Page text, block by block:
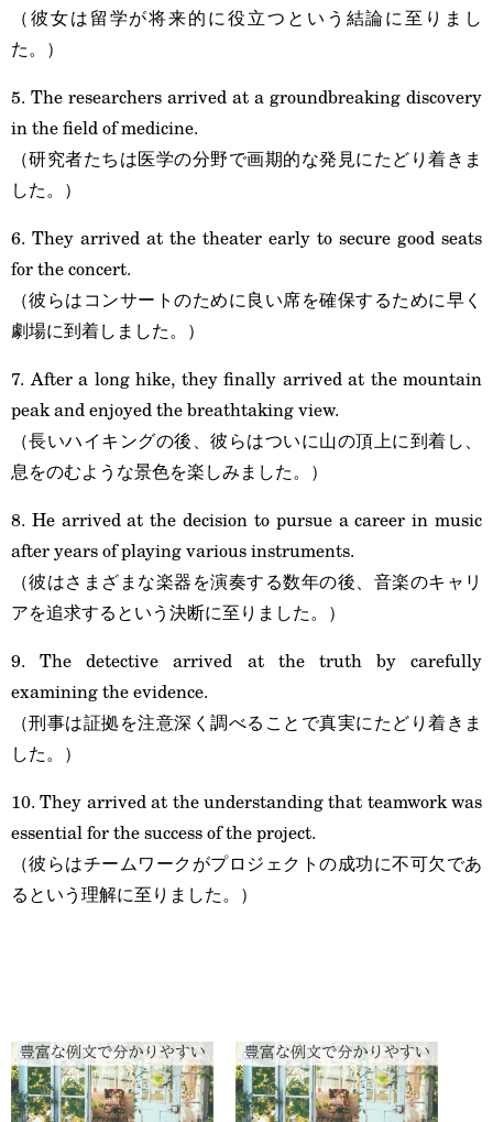
（彼女は留学が将来的に役立つという結論に至りまし
た。）
5. The researchers arrived at a groundbreaking discovery
in the field of medicine.
（研究者たちは医学の分野で画期的な発見にたどり着きま
した。）
6. They arrived at the theater early to secure good seats
for the concert.
（彼らはコンサートのために良い席を確保するために早く
劇場に到着しました。）
7. After a long hike, they finally arrived at the mountain
peak and enjoyed the breathtaking view.
（長いハイキングの後、彼らはついに山の頂上に到着し、
息をのむような景色を楽しみました。）
8. He arrived at the decision to pursue a career in music
after years of playing various instruments.
（彼はさまざまな楽器を演奏する数年の後、音楽のキャリ
アを追求するという決断に至りました。）
9. The detective arrived at the truth by carefully
examining the evidence.
（刑事は証拠を注意深く調べることで真実にたどり着きま
した。）
10. They arrived at the understanding that teamwork was
essential for the success of the project.
（彼らはチームワークがプロジェクトの成功に不可欠であ
るという理解に至りました。）